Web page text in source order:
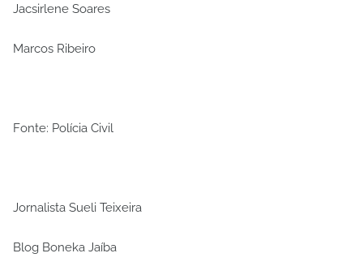
Jacsirlene Soares
Marcos Ribeiro
Fonte: Polícia Civil
Jornalista Sueli Teixeira
Blog Boneka Jaíba